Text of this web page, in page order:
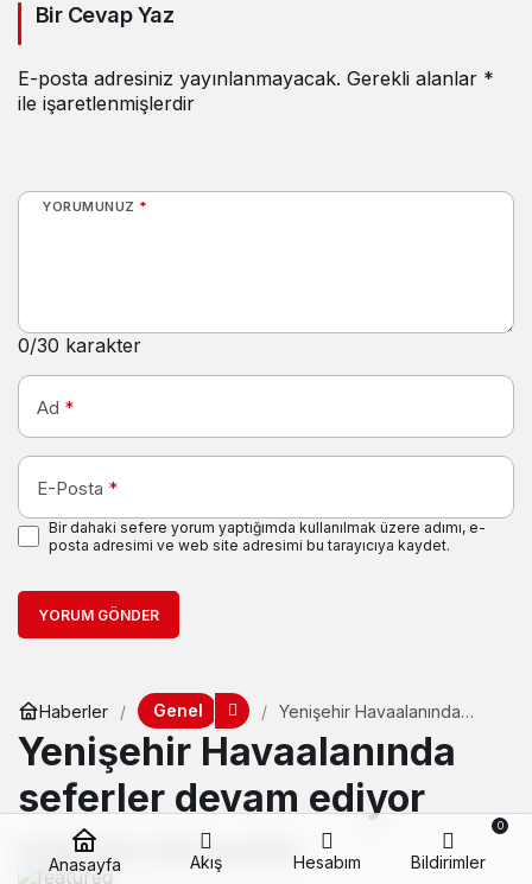
Bir Cevap Yaz
E-posta adresiniz yayınlanmayacak. Gerekli alanlar *
ile işaretlenmişlerdir
YORUMUNUZ *
0/30 karakter
Ad *
E-Posta *
Bir dahaki sefere yorum yaptığımda kullanılmak üzere adımı, e-
posta adresimi ve web site adresimi bu tarayıcıya kaydet.
YORUM GÖNDER
Haberler Genel
Yenişehir Havaalanında
Yenişehir Havaalanında
seferler devam ediyor
10 Mart 2022, 00:00yayınlandı
Anasayfa Akış Hesabım Bildirimler
0